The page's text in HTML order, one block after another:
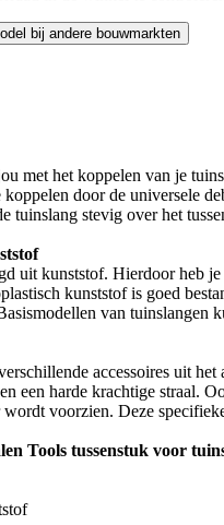
bij andere bouwmarkten
met het koppelen van je
door de universele
tuinslang stevig over het
uit kunststof. Hierdoor heb
kunststof is goed
van tuinslangen
accessoires uit
een harde krachtige straal.
voorzien. Deze
Tools tussenstuk voor